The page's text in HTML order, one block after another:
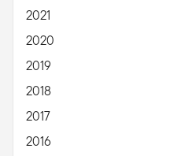
2021
2020
2019
2018
2017
2016